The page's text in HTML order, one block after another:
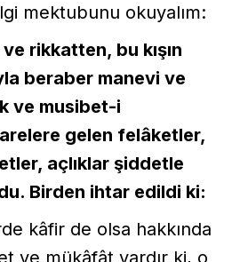
mektubunu okuyalım:
rikkatten, bu kışın
beraber manevi ve
ve musibet-i
gelen felâketler,
açlıklar şiddetle
Birden ihtar edildi ki:
kâfir de olsa hakkında